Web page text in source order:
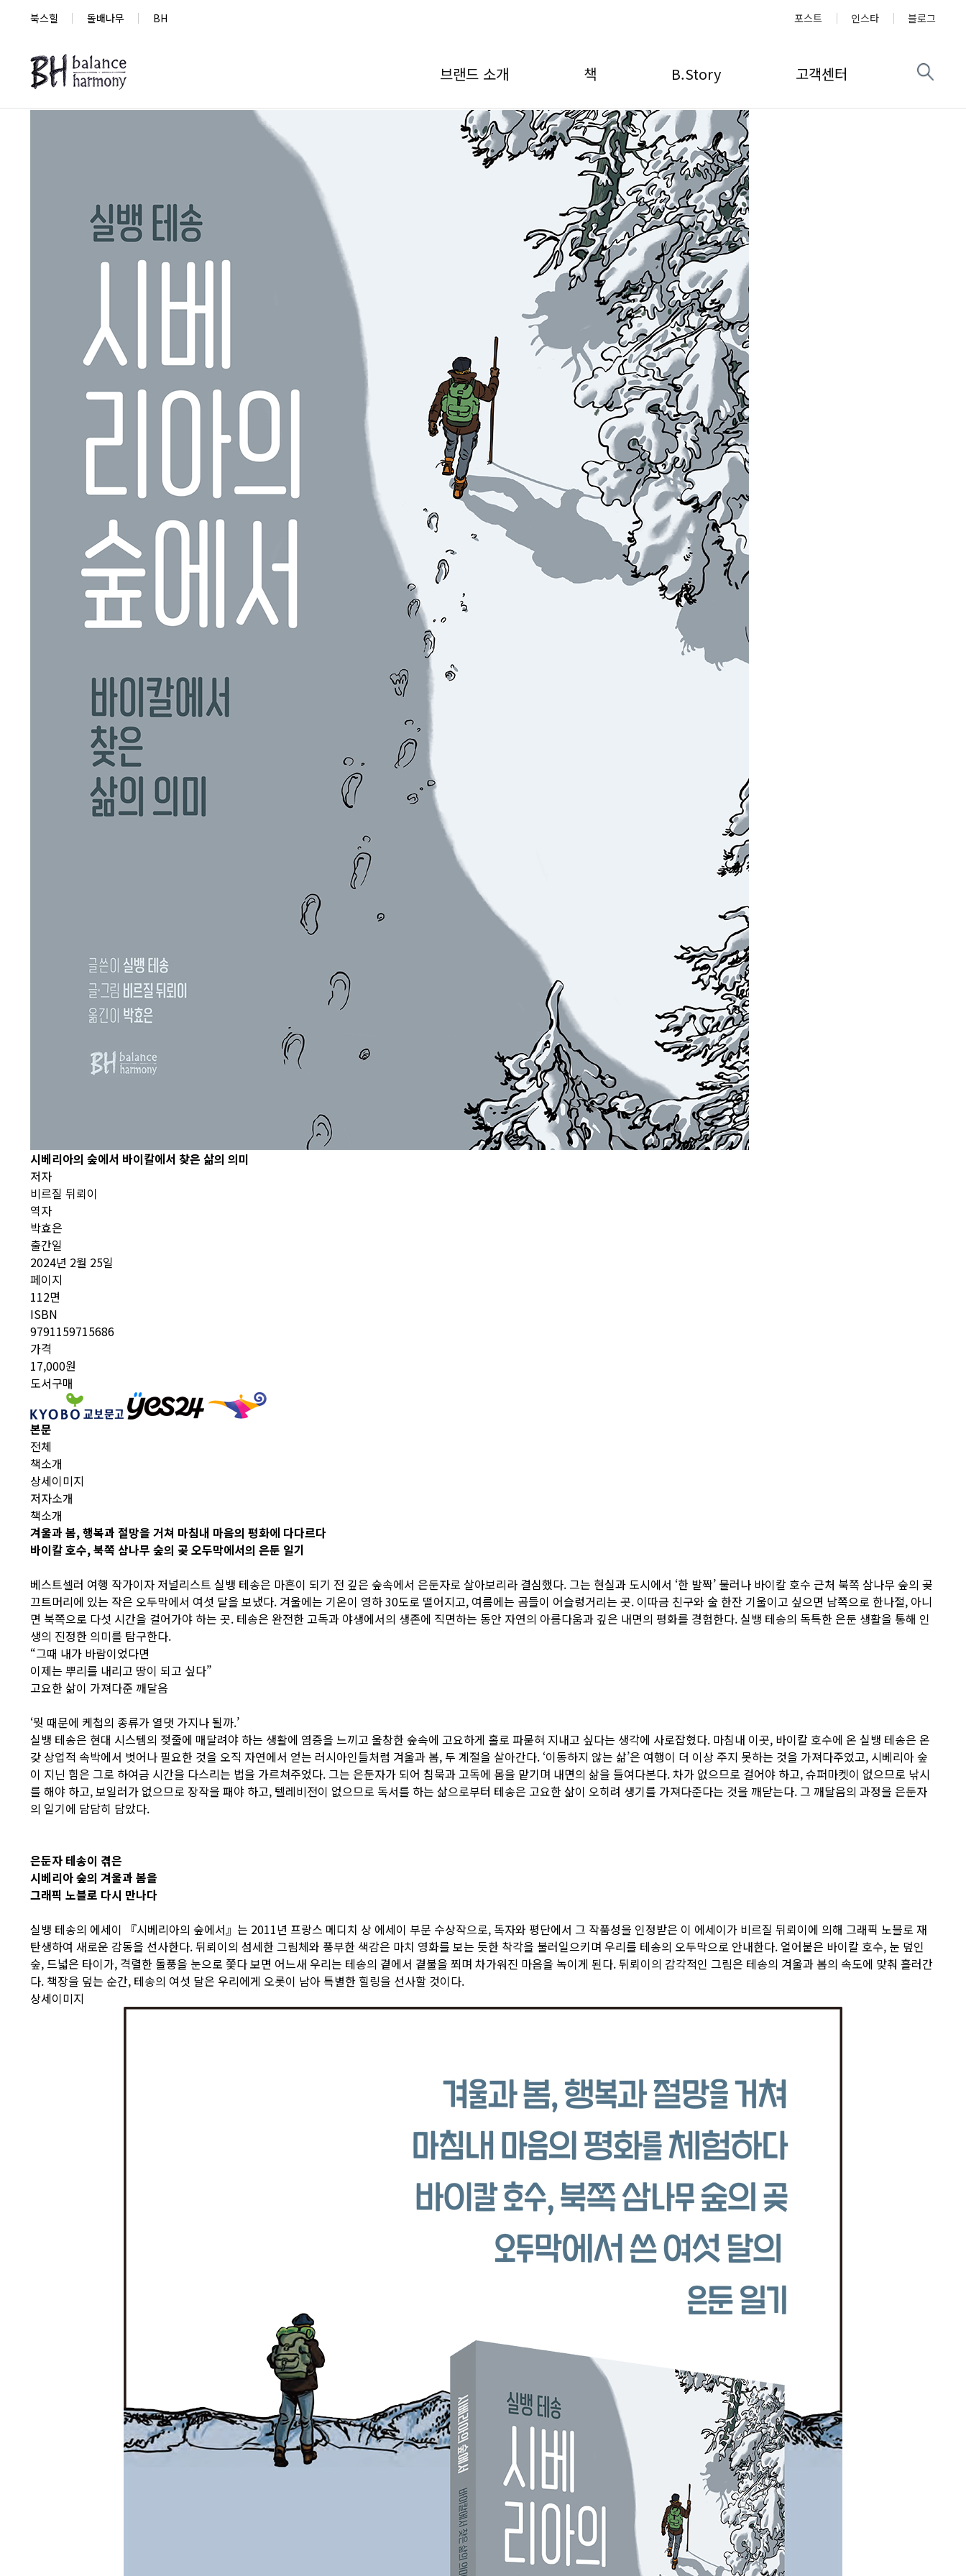
북스힐 돌배나무 BH 포스트 인스타 블로그
브랜드 소개 책 B.Story 고객센터
새로 나온 책
베스트셀러
도서목록
시베리아의 숲에서 바이칼에서 찾은 삶의 의미
저자
비르질 뒤뢰이
역자
박효은
출간일
2024년 2월 25일
페이지
112면
ISBN
9791159715686
가격
17,000원
도서구매
본문
전체
책소개
상세이미지
저자소개
책소개
겨울과 봄, 행복과 절망을 거쳐 마침내 마음의 평화에 다다르다
바이칼 호수, 북쪽 삼나무 숲의 곶 오두막에서의 은둔 일기
베스트셀러 여행 작가이자 저널리스트 실뱅 테송은 마흔이 되기 전 깊은 숲속에서 은둔자로 살아보리라 결심했다. 그는 현실과 도시에서 ‘한 발짝’ 물러나 바이칼 호수 근처 북쪽 삼나무 숲의 곶
끄트머리에 있는 작은 오두막에서 여섯 달을 보냈다. 겨울에는 기온이 영하 30도로 떨어지고, 여름에는 곰들이 어슬렁거리는 곳. 이따금 친구와 술 한잔 기울이고 싶으면 남쪽으로 한나절, 아니
면 북쪽으로 다섯 시간을 걸어가야 하는 곳. 테송은 완전한 고독과 야생에서의 생존에 직면하는 동안 자연의 아름다움과 깊은 내면의 평화를 경험한다. 실뱅 테송의 독특한 은둔 생활을 통해 인
생의 진정한 의미를 탐구한다.
“그때 내가 바람이었다면
이제는 뿌리를 내리고 땅이 되고 싶다”
고요한 삶이 가져다준 깨달음
‘뭣 때문에 케첩의 종류가 열댓 가지나 될까.’
실뱅 테송은 현대 시스템의 젖줄에 매달려야 하는 생활에 염증을 느끼고 울창한 숲속에 고요하게 홀로 파묻혀 지내고 싶다는 생각에 사로잡혔다. 마침내 이곳, 바이칼 호수에 온 실뱅 테송은 온
갖 상업적 속박에서 벗어나 필요한 것을 오직 자연에서 얻는 러시아인들처럼 겨울과 봄, 두 계절을 살아간다. ‘이동하지 않는 삶’은 여행이 더 이상 주지 못하는 것을 가져다주었고, 시베리아 숲
이 지닌 힘은 그로 하여금 시간을 다스리는 법을 가르쳐주었다. 그는 은둔자가 되어 침묵과 고독에 몸을 맡기며 내면의 삶을 들여다본다. 차가 없으므로 걸어야 하고, 슈퍼마켓이 없으므로 낚시
를 해야 하고, 보일러가 없으므로 장작을 패야 하고, 텔레비전이 없으므로 독서를 하는 삶으로부터 테송은 고요한 삶이 오히려 생기를 가져다준다는 것을 깨닫는다. 그 깨달음의 과정을 은둔자
의 일기에 담담히 담았다.
은둔자 테송이 겪은
시베리아 숲의 겨울과 봄을
그래픽 노블로 다시 만나다
실뱅 테송의 에세이 『시베리아의 숲에서』는 2011년 프랑스 메디치 상 에세이 부문 수상작으로, 독자와 평단에서 그 작품성을 인정받은 이 에세이가 비르질 뒤뢰이에 의해 그래픽 노블로 재
탄생하여 새로운 감동을 선사한다. 뒤뢰이의 섬세한 그림체와 풍부한 색감은 마치 영화를 보는 듯한 착각을 불러일으키며 우리를 테송의 오두막으로 안내한다. 얼어붙은 바이칼 호수, 눈 덮인
숲, 드넓은 타이가, 격렬한 돌풍을 눈으로 쫓다 보면 어느새 우리는 테송의 곁에서 곁불을 쬐며 차가워진 마음을 녹이게 된다. 뒤뢰이의 감각적인 그림은 테송의 겨울과 봄의 속도에 맞춰 흘러간
다. 책장을 덮는 순간, 테송의 여섯 달은 우리에게 오롯이 남아 특별한 힐링을 선사할 것이다.
상세이미지